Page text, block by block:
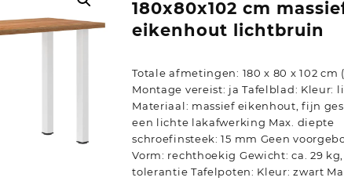
180x80x102 cm
eikenhout lichtbruin
Totale afmetingen: 180 x 80 x 102 cm
Montage vereist: ja Tafelblad: Kleur:
Materiaal: massief eikenhout, fijn
een lichte lakafwerking Max. diepte
schroefinsteek: 15 mm Geen
Vorm: rechthoekig Gewicht: ca. 29 kg,
tolerantie Tafelpoten: Kleur: zwart